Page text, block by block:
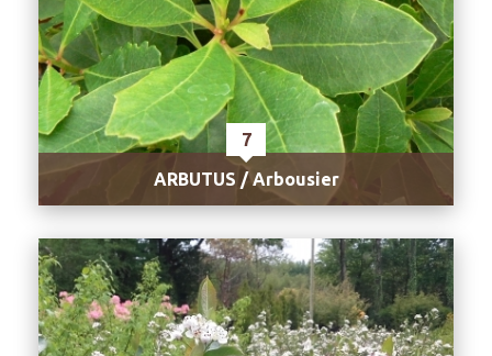
7
ARBUTUS / Arbousier